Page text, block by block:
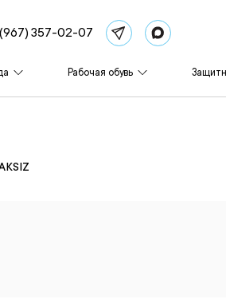
357-02-07
Рабочая обувь